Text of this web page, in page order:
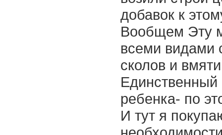
добавок к
Вообщем Эту
всеми видами
сколов и
Единственный
ребенка- по
И тут я